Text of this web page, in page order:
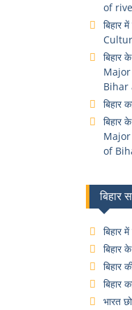
of
बिहार
बिहार
Bihar
बिहार
बिहार
of
बिहार
बिहार
बिहार
बिहार
बिहार
भारत